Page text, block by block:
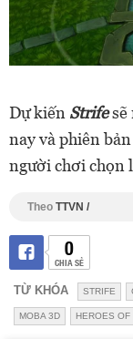
Dự kiến Strifesẽ
nay và phiên
người chơi chọn
Theo TTVN /
0
CHIA SẺ
TỪ KHÓA STRIFE
MOBA 3D HEROES OF